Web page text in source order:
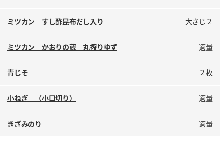
業務用サイト ミツカングループについて 製造所固有記号一覧
ミツカン すし酢昆布だし入り 大さじ２
ミツカン かおりの蔵 丸搾りゆず 適量
青じそ ２枚
小ねぎ （小口切り） 適量
きざみのり 適量